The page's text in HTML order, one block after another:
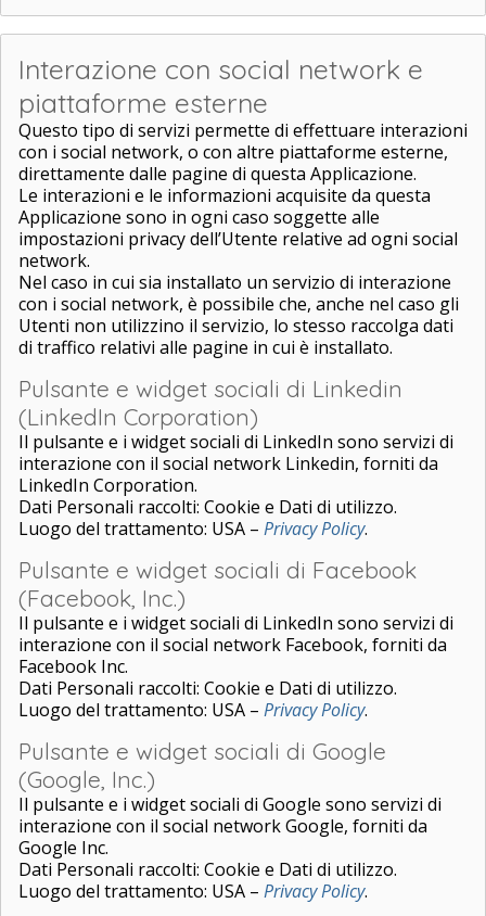
Interazione con social network e
piattaforme esterne
Questo tipo di servizi permette di effettuare interazioni
con i social network, o con altre piattaforme esterne,
direttamente dalle pagine di questa Applicazione.
Le interazioni e le informazioni acquisite da questa
Applicazione sono in ogni caso soggette alle
impostazioni privacy dell’Utente relative ad ogni social
network.
Nel caso in cui sia installato un servizio di interazione
con i social network, è possibile che, anche nel caso gli
Utenti non utilizzino il servizio, lo stesso raccolga dati
di traffico relativi alle pagine in cui è installato.
Pulsante e widget sociali di Linkedin
(LinkedIn Corporation)
Il pulsante e i widget sociali di LinkedIn sono servizi di
interazione con il social network Linkedin, forniti da
LinkedIn Corporation.
Dati Personali raccolti: Cookie e Dati di utilizzo.
Luogo del trattamento: USA – Privacy Policy.
Pulsante e widget sociali di Facebook
(Facebook, Inc.)
Il pulsante e i widget sociali di LinkedIn sono servizi di
interazione con il social network Facebook, forniti da
Facebook Inc.
Dati Personali raccolti: Cookie e Dati di utilizzo.
Luogo del trattamento: USA – Privacy Policy.
Pulsante e widget sociali di Google
(Google, Inc.)
Il pulsante e i widget sociali di Google sono servizi di
interazione con il social network Google, forniti da
Google Inc.
Dati Personali raccolti: Cookie e Dati di utilizzo.
Luogo del trattamento: USA – Privacy Policy.